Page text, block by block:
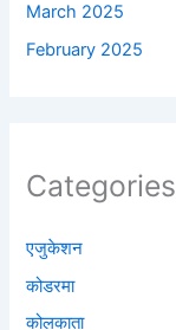
March 2025
February 2025
Categories
एजुकेशन
कोडरमा
कोलकाता